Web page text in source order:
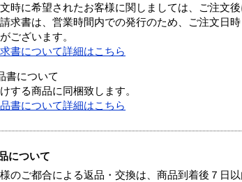
時に希望されたお客様に関しましては、ご注文後
求書は、営業時間内での発行のため、ご注文日
ございます。
書について詳細はこちら
書について
する商品に同梱致します。
書について詳細はこちら
について
のご都合による返品・交換は、商品到着後７日